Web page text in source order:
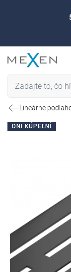
Lineárne
DNI KÚPEĽNÍ